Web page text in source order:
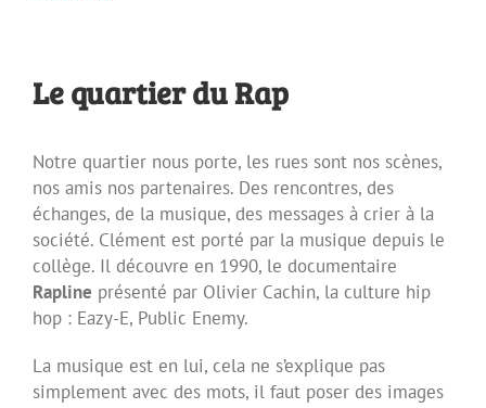
Le quartier du Rap
Notre quartier nous porte, les rues sont nos scènes,
nos amis nos partenaires. Des rencontres, des
échanges, de la musique, des messages à crier à la
société. Clément est porté par la musique depuis le
collège. Il découvre en 1990, le documentaire
Rapline présenté par Olivier Cachin, la culture hip
hop : Eazy-E, Public Enemy.
La musique est en lui, cela ne s’explique pas
simplement avec des mots, il faut poser des images